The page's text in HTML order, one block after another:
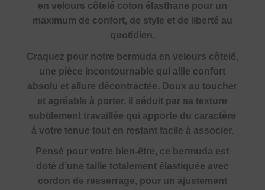
en velours côtelé coton élasthane pour un
maximum de confort, de style et de liberté au
quotidien.
Craquez pour notre bermuda en velours côtelé,
une pièce incontournable qui allie confort
absolu et allure décontractée. Doux au toucher
et agréable à porter, il séduit par sa texture
subtilement travaillée qui apporte du caractère
à votre tenue tout en restant facile à associer.
Pensé pour votre bien-être, ce bermuda est
doté d’une taille totalement élastiquée avec
cordon de resserrage, pour un ajustement